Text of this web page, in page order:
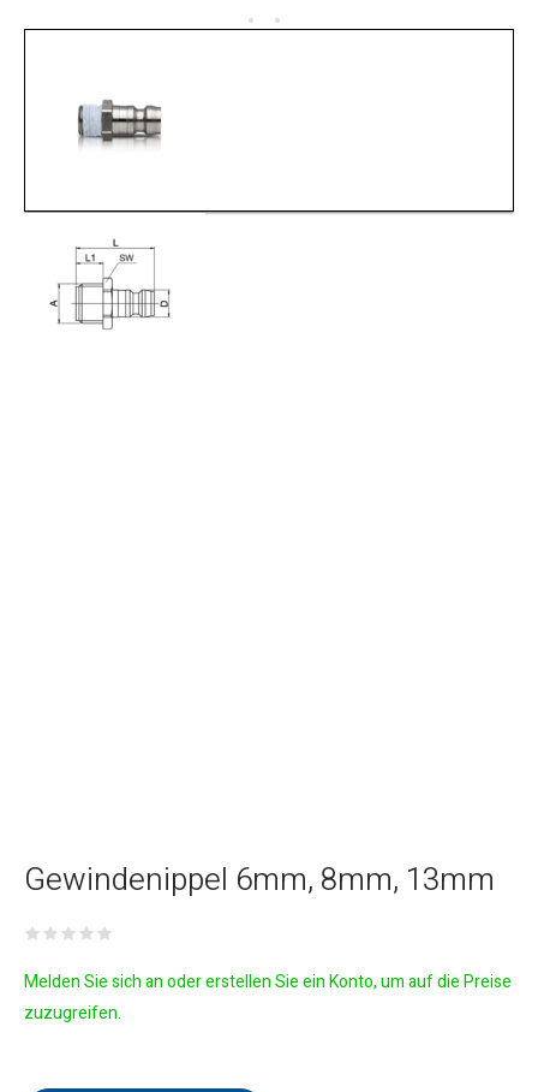
Gewindenippel 6mm, 8mm, 13mm
Melden Sie sich an oder erstellen Sie ein Konto, um auf die Preise
zuzugreifen.